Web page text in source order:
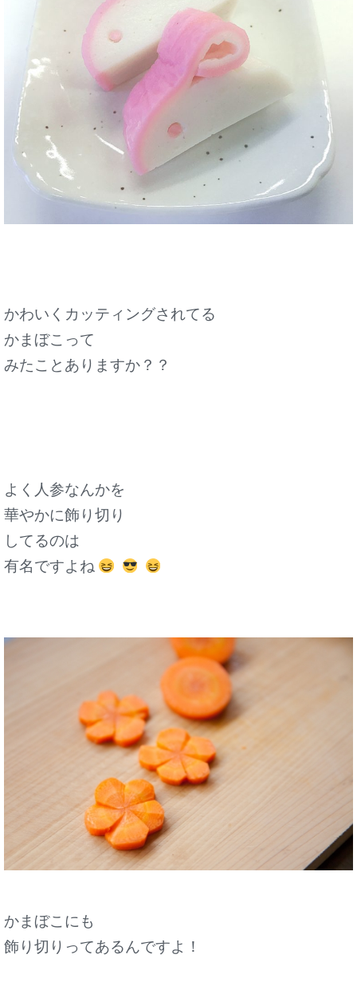
かわいくカッティングされてる
かまぼこって
みたことありますか？？
よく人参なんかを
華やかに飾り切り
してるのは
有名ですよね
かまぼこにも
飾り切りってあるんですよ！